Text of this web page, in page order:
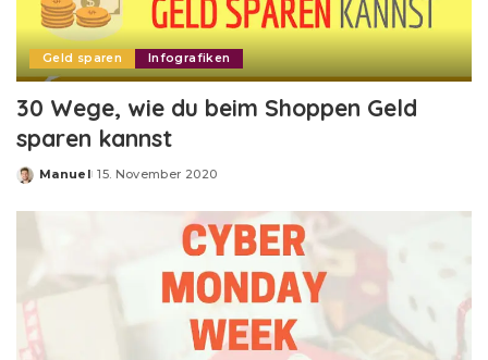
Geld sparen Infografiken
30 Wege, wie du beim Shoppen Geld
sparen kannst
Posted
Manuel 15. November 2020